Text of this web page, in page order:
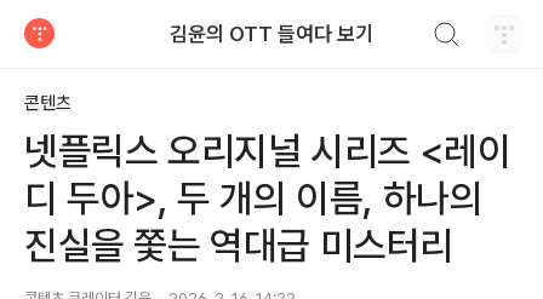
김윤의 OTT 들여다 보기
콘텐츠
넷플릭스 오리지널 시리즈 <레이
디 두아>, 두 개의 이름, 하나의
진실을 쫓는 역대급 미스터리